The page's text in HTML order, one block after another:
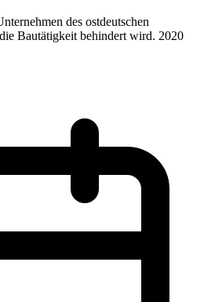
des ostdeutschen
Bautätigkeit behindert wird. 2020